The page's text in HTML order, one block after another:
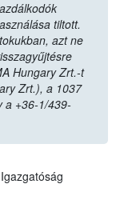
tiltott.
azt ne
Hungary Zrt.-t
Zrt.), a 1037
a +36-1/439-